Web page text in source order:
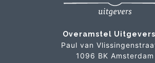
Overamstel
Paul van
1096 BK Amsterdam